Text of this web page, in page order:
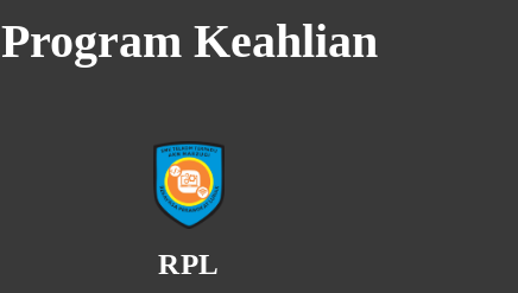
Program Keahlian
RPL